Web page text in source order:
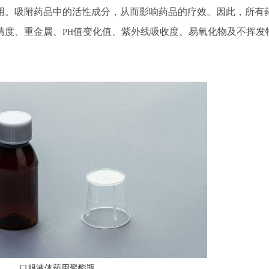
吸附药品中的活性成分，从而影响药品的疗效。因此，所有
、重金属、 PH值变化值、紫外线吸收度、易氧化物及不挥发